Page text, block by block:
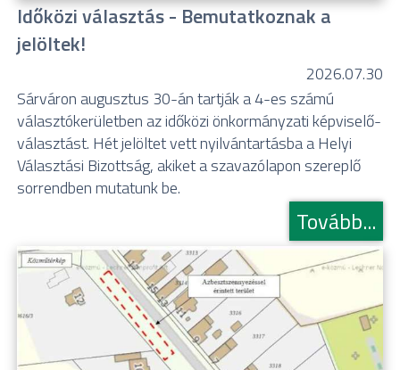
Időközi választás - Bemutatkoznak a
jelöltek!
2026.07.30
Sárváron augusztus 30-án tartják a 4-es számú
választókerületben az időközi önkormányzati képviselő-
választást. Hét jelöltet vett nyilvántartásba a Helyi
Választási Bizottság, akiket a szavazólapon szereplő
sorrendben mutatunk be.
Tovább...